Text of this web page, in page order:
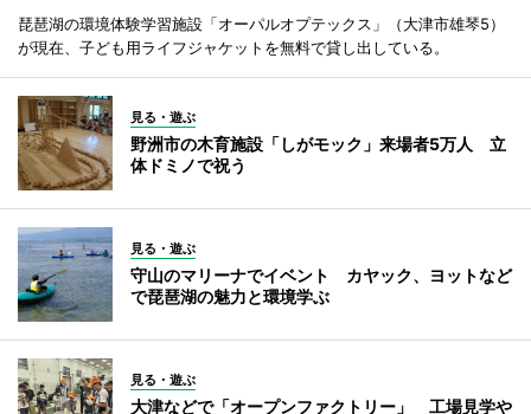
琵琶湖の環境体験学習施設「オーパルオプテックス」（大津市雄琴5）
が現在、子ども用ライフジャケットを無料で貸し出している。
見る・遊ぶ
野洲市の木育施設「しがモック」来場者5万人 立
体ドミノで祝う
見る・遊ぶ
守山のマリーナでイベント カヤック、ヨットなど
で琵琶湖の魅力と環境学ぶ
見る・遊ぶ
大津などで「オープンファクトリー」 工場見学や